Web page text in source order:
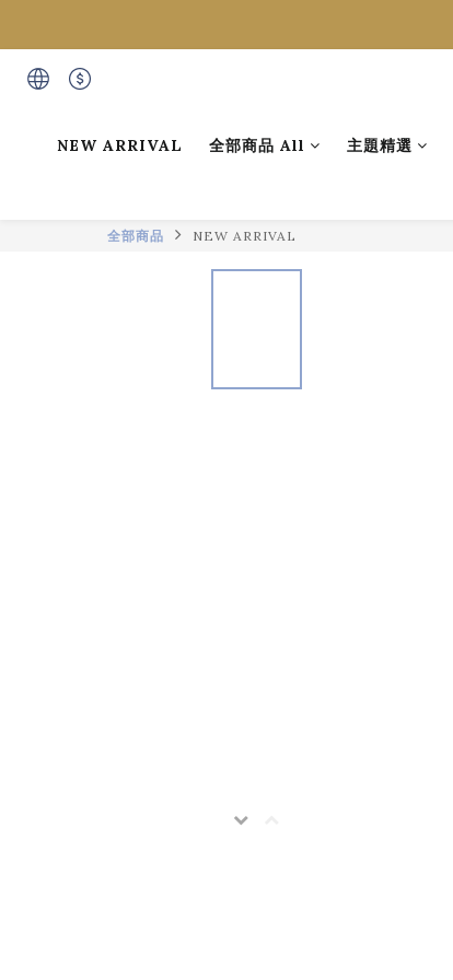
NEW ARRIVAL 全部商品 All 主題精選
全部商品 NEW ARRIVAL